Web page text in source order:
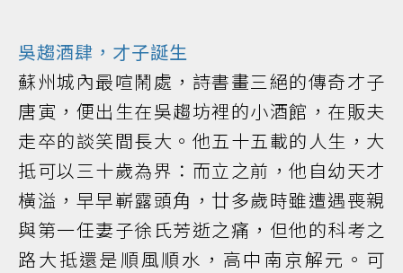
吳趨酒肆，才子誕生
蘇州城內最喧鬧處，詩書畫三絕的傳奇才子
唐寅，便出生在吳趨坊裡的小酒館，在販夫
走卒的談笑間長大。他五十五載的人生，大
抵可以三十歲為界：而立之前，他自幼天才
橫溢，早早嶄露頭角，廿多歲時雖遭遇喪親
與第一任妻子徐氏芳逝之痛，但他的科考之
路大抵還是順風順水，高中南京解元。可